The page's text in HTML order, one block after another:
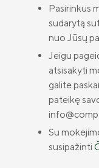
Pasirinkus
sudarytą
nuo Jūsų
Jeigu
atsisakyti
galite
pateikę
Su
susipažinti